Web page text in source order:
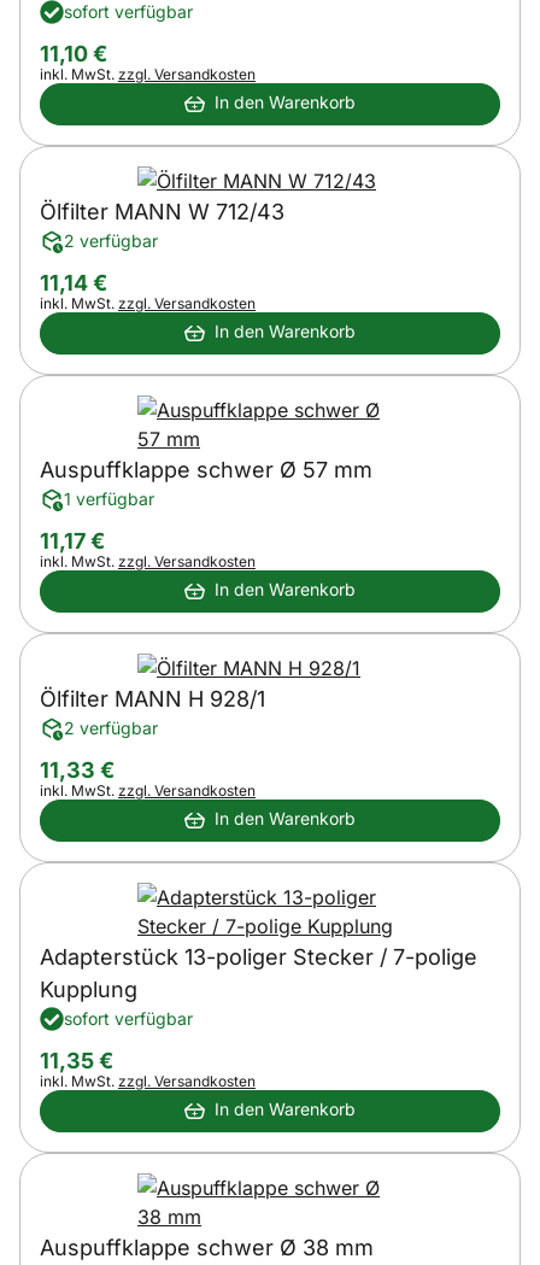
sofort verfügbar
11,10€
Steuerhinweis:
inkl. MwSt. zzgl. Versandkosten
In den Warenkorb
Ölfilter MANN W 712/43
2 verfügbar
11,14€
Steuerhinweis:
inkl. MwSt. zzgl. Versandkosten
In den Warenkorb
Auspuffklappe schwer Ø 57 mm
1 verfügbar
11,17€
Steuerhinweis:
inkl. MwSt. zzgl. Versandkosten
In den Warenkorb
Ölfilter MANN H 928/1
2 verfügbar
11,33 €
Steuerhinweis:
inkl. MwSt. zzgl. Versandkosten
In den Warenkorb
Adapterstück 13-poliger Stecker / 7-polige
Kupplung
sofort verfügbar
11,35€
Steuerhinweis:
inkl. MwSt. zzgl. Versandkosten
In den Warenkorb
Auspuffklappe schwer Ø 38 mm